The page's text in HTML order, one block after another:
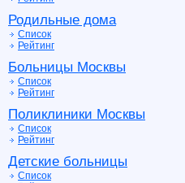
Родильные дома
Список
Рейтинг
Больницы Москвы
Список
Рейтинг
Поликлиники Москвы
Список
Рейтинг
Детские больницы
Список